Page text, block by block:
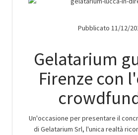
Pubblicato 11/12/
Gelatarium
Firenze con
Un'occasione per presentare il
di Gelatarium Srl, l'unica realtà